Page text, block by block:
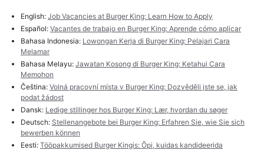
English: Job Vacancies at Burger King: Learn How to Apply
Español: Vacantes de trabajo en Burger King: Aprende cómo aplicar
Bahasa Indonesia: Lowongan Kerja di Burger King: Pelajari Cara
Melamar
Bahasa Melayu: Jawatan Kosong di Burger King: Ketahui Cara
Memohon
Čeština: Volná pracovní místa v Burger King: Dozvěděli jste se, jak
podat žádost
Dansk: Ledige stillinger hos Burger King: Lær, hvordan du søger
Deutsch: Stellenangebote bei Burger King: Erfahren Sie, wie Sie sich
bewerben können
Eesti: Tööpakkumised Burger Kingis: Õpi, kuidas kandideerida